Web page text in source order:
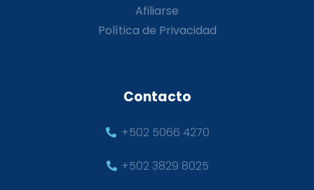
Afiliarse
Política de Privacidad
Contacto
+502 5066 4270
+502 3829 8025